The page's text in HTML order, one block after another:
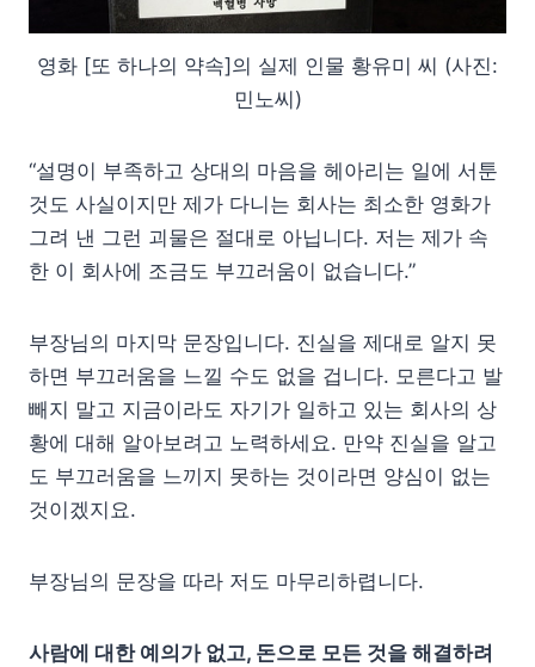
영화 [또 하나의 약속]의 실제 인물 황유미 씨 (사진:
민노씨)
“설명이 부족하고 상대의 마음을 헤아리는 일에 서툰
것도 사실이지만 제가 다니는 회사는 최소한 영화가
그려 낸 그런 괴물은 절대로 아닙니다. 저는 제가 속
한 이 회사에 조금도 부끄러움이 없습니다.”
부장님의 마지막 문장입니다. 진실을 제대로 알지 못
하면 부끄러움을 느낄 수도 없을 겁니다. 모른다고 발
빼지 말고 지금이라도 자기가 일하고 있는 회사의 상
황에 대해 알아보려고 노력하세요. 만약 진실을 알고
도 부끄러움을 느끼지 못하는 것이라면 양심이 없는
것이겠지요.
부장님의 문장을 따라 저도 마무리하렵니다.
사람에 대한 예의가 없고, 돈으로 모든 것을 해결하려